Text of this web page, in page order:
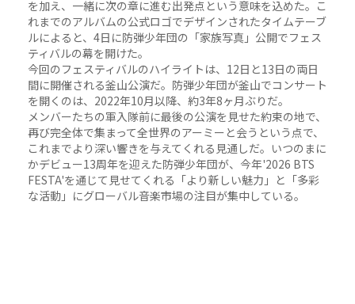
を加え、一緒に次の章に進む出発点という意味を込めた。こ
れまでのアルバムの公式ロゴでデザインされたタイムテーブ
ルによると、4日に防弾少年団の「家族写真」公開でフェス
ティバルの幕を開けた。
今回のフェスティバルのハイライトは、12日と13日の両日
間に開催される釜山公演だ。防弾少年団が釜山でコンサート
を開くのは、2022年10月以降、約3年8ヶ月ぶりだ。
メンバーたちの軍入隊前に最後の公演を見せた約束の地で、
再び完全体で集まって全世界のアーミーと会うという点で、
これまでより深い響きを与えてくれる見通しだ。いつのまに
かデビュー13周年を迎えた防弾少年団が、今年'2026 BTS
FESTA'を通じて見せてくれる「より新しい魅力」と「多彩
な活動」にグローバル音楽市場の注目が集中している。